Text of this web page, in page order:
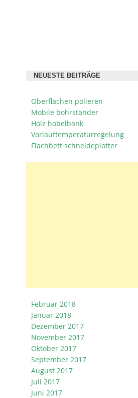
NEUESTE BEITRÄGE
Oberflächen polieren
Mobile bohrständer
Holz hobelbank
Vorlauftemperaturregelung
Flachbett schneideplotter
Februar 2018
Januar 2018
Dezember 2017
November 2017
Oktober 2017
September 2017
August 2017
Juli 2017
Juni 2017